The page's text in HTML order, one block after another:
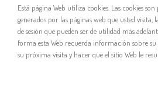
Está página Web utiliza cookies. Las cookies
generados por las páginas web que usted visita,
de sesión que pueden ser de utilidad más
forma esta Web recuerda información sobre
su próxima visita y hacer que el sitio Web le